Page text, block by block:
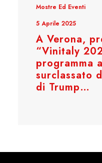
Mostre Ed Eventi
5 Aprile 2025
A Verona,
“Vinitaly
programma
surclassato
di Trump…